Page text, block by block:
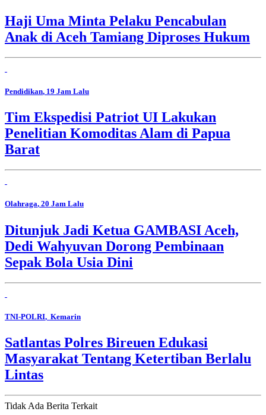
Haji Uma Minta Pelaku Pencabulan
Anak di Aceh Tamiang Diproses Hukum
Pendidikan, 19 Jam Lalu
Tim Ekspedisi Patriot UI Lakukan
Penelitian Komoditas Alam di Papua
Barat
Olahraga, 20 Jam Lalu
Ditunjuk Jadi Ketua GAMBASI Aceh,
Dedi Wahyuvan Dorong Pembinaan
Sepak Bola Usia Dini
TNI-POLRI, Kemarin
Satlantas Polres Bireuen Edukasi
Masyarakat Tentang Ketertiban Berlalu
Lintas
Tidak Ada Berita Terkait